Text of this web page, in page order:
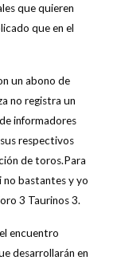
que quieren
que en el
un abono de
no registra un
informadores
respectivos
de toros.Para
no bastantes y yo
3 Taurinos 3.
encuentro
desarrollarán en